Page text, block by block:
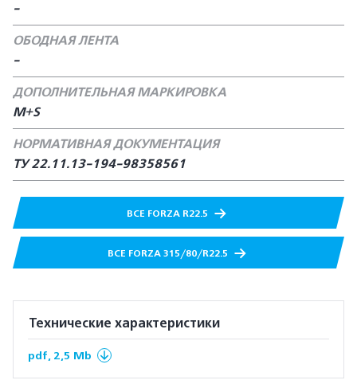
-
ОБОДНАЯ ЛЕНТА
-
ДОПОЛНИТЕЛЬНАЯ МАРКИРОВКА
M+S
НОРМАТИВНАЯ ДОКУМЕНТАЦИЯ
ТУ 22.11.13-194-98358561
ВСЕ FORZA R22.5
ВСЕ FORZA 315/80/R22.5
Технические характеристики
pdf, 2,5 Mb